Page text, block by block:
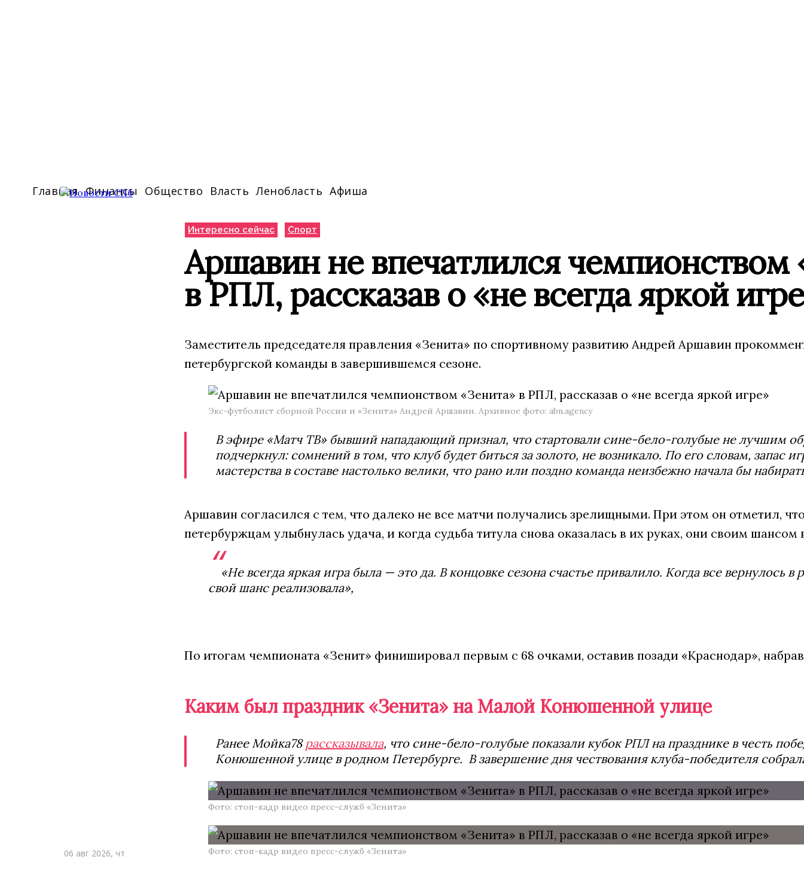
Главная Финансы Общество Власть Ленобласть Афиша
06 авг 2026, чт
Интересно сейчас Спорт
Аршавин не впечатлился чемпионством
в РПЛ, рассказав о «не всегда яркой
Заместитель председателя правления «Зенита» по спортивному развитию Андрей Аршавин
петербургской команды в завершившемся сезоне.
Экс-футболист сборной России и «Зенита» Андрей Аршавин. Архивное фото: abn.agency
В эфире «Матч ТВ» бывший нападающий признал, что стартовали сине-бело-голубые не лучшим
подчеркнул: сомнений в том, что клуб будет биться за золото, не возникало. По его словам, запас
мастерства в составе настолько велики, что рано или поздно команда неизбежно начала бы
Аршавин согласился с тем, что далеко не все матчи получались зрелищными. При этом он отметил,
петербуржцам улыбнулась удача, и когда судьба титула снова оказалась в их руках, они своим шансом
«Не всегда яркая игра была — это да. В концовке сезона счастье привалило. Когда все вернулось
свой шанс реализовала»,
По итогам чемпионата «Зенит» финишировал первым с 68 очками, оставив позади «Краснодар»,
Каким был праздник «Зенита» на Малой Конюшенной улице
Ранее Мойка78 рассказывала, что сине-бело-голубые показали кубок РПЛ на празднике в честь
Конюшенной улице в родном Петербурге. В завершение дня чествования клуба-победителя
Фото: стоп-кадр видео пресс-служб «Зенита»
Фото: стоп-кадр видео пресс-служб «Зенита»